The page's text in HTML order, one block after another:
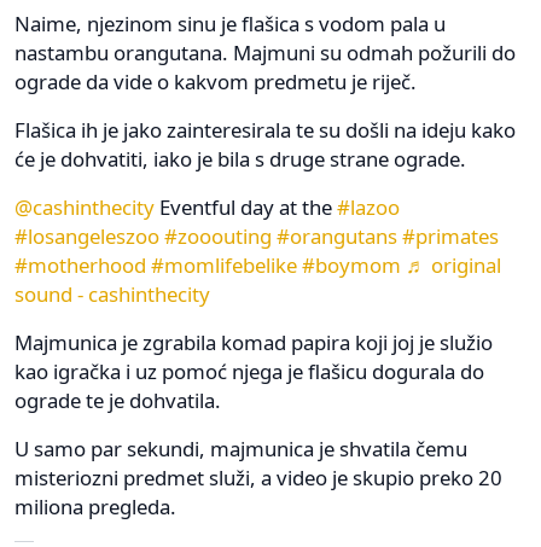
Naime, njezinom sinu je flašica s vodom pala u
nastambu orangutana. Majmuni su odmah požurili do
ograde da vide o kakvom predmetu je riječ.
Flašica ih je jako zainteresirala te su došli na ideju kako
će je dohvatiti, iako je bila s druge strane ograde.
@cashinthecity Eventful day at the#lazoo
#losangeleszoo#zooouting #orangutans#primates
#motherhood #momlifebelike#boymom ♬ original
sound - cashinthecity
Majmunica je zgrabila komad papira koji joj je služio
kao igračka i uz pomoć njega je flašicu dogurala do
ograde te je dohvatila.
U samo par sekundi, majmunica je shvatila čemu
misteriozni predmet služi, a video je skupio preko 20
miliona pregleda.